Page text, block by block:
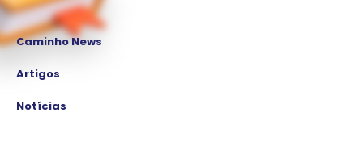
Caminho News
Artigos
Notícias